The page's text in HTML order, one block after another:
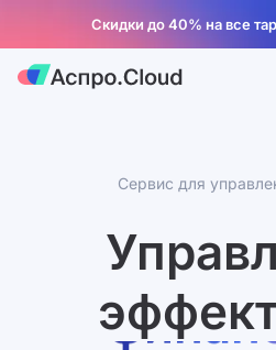
Скидки до 40% на все
Сервис для